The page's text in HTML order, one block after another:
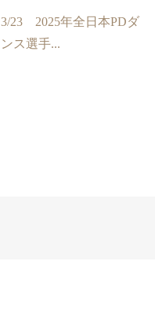
3/23 2025年全日本PDダ
ンス選手...